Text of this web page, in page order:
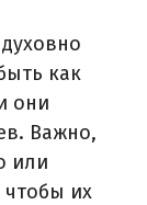
как
они
Важно,
или
чтобы их